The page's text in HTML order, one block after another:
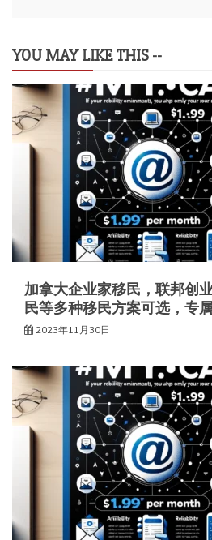
航
YOU MAY LIKE THIS --
加拿大企业家移民，联邦创
民等多种移民方案可选，专
2023年11月30日